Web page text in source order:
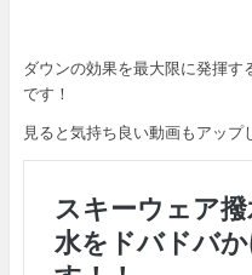
ダウンの効果を最大限に発揮す
です！
見ると気持ち良い動画もアップ